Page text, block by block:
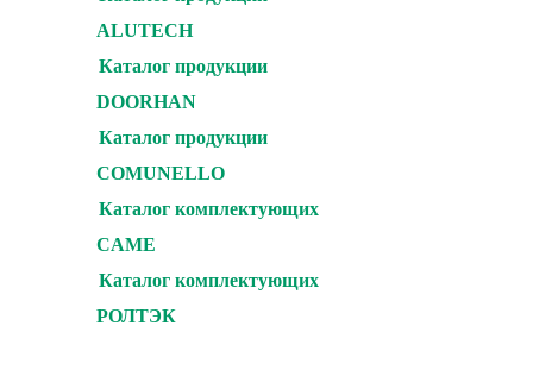
ALUTECH
Каталог продукции
DOORHAN
Каталог продукции
COMUNELLO
Каталог комплектующих
CAME
Каталог комплектующих
РОЛТЭК